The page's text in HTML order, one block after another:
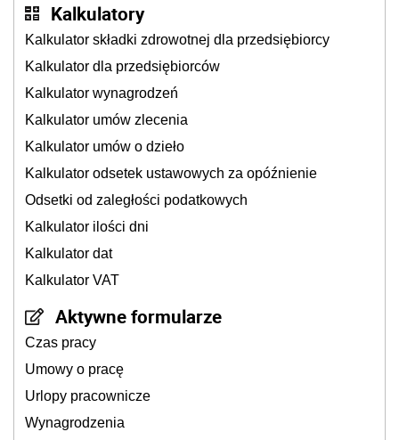
Kalkulatory
Kalkulator składki zdrowotnej dla przedsiębiorcy
Kalkulator dla przedsiębiorców
Kalkulator wynagrodzeń
Kalkulator umów zlecenia
Kalkulator umów o dzieło
Kalkulator odsetek ustawowych za opóźnienie
Odsetki od zaległości podatkowych
Kalkulator ilości dni
Kalkulator dat
Kalkulator VAT
Aktywne formularze
Czas pracy
Umowy o pracę
Urlopy pracownicze
Wynagrodzenia